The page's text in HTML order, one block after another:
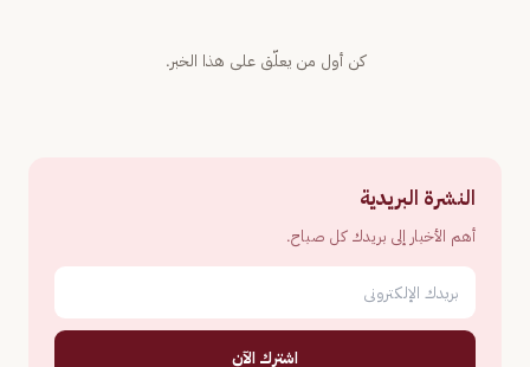
كن أول من يعلّق على هذا الخبر.
النشرة البريدية
أهم الأخبار إلى بريدك كل صباح.
اشترك الآن